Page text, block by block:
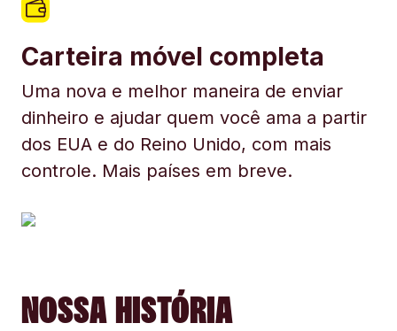
Carteira móvel completa
Uma nova e melhor maneira de enviar
dinheiro e ajudar quem você ama a partir
dos EUA e do Reino Unido, com mais
controle. Mais países em breve.
NOSSA HISTÓRIA